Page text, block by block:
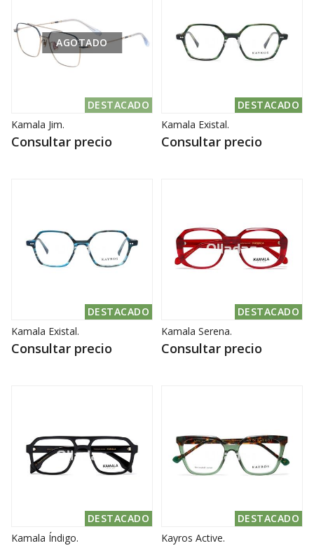
DESTACADO
AGOTADO
Kamala Jim.
Consultar precio
DESTACADO
Kamala Existal.
Consultar precio
DESTACADO
Kamala Existal.
Consultar precio
DESTACADO
Kamala Serena.
Consultar precio
DESTACADO
Kamala Índigo.
DESTACADO
Kayros Active.